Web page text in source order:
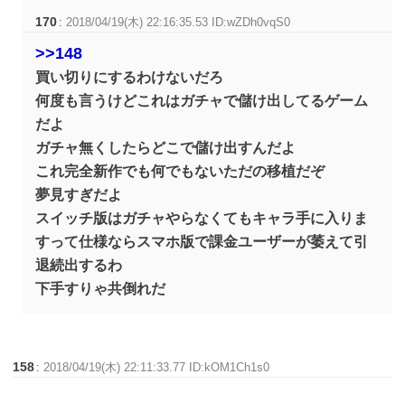
170 :2018/04/19(木) 22:16:35.53 ID:wZDh0vqS0
>>148
買い切りにするわけないだろ
何度も言うけどこれはガチャで儲け出してるゲーム
だよ
ガチャ無くしたらどこで儲け出すんだよ
これ完全新作でも何でもないただの移植だぞ
夢見すぎだよ
スイッチ版はガチャやらなくてもキャラ手に入りま
すって仕様ならスマホ版で課金ユーザーが萎えて引
退続出するわ
下手すりゃ共倒れだ
158 :2018/04/19(木) 22:11:33.77 ID:kOM1Ch1s0